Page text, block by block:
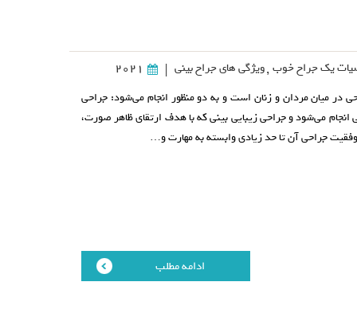
یک جراح خوب ,ویژگی های جراح بینی |
2021
در میان مردان و زنان است و به دو منظور انجام می‌شود: جراحی
می‌شود و جراحی زیبایی بینی که با هدف ارتقای ظاهر صورت،
جراحی آن تا حد زیادی وابسته به مهارت و…
ادامه مطلب